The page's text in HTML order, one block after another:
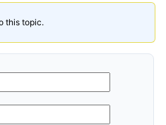
this topic.